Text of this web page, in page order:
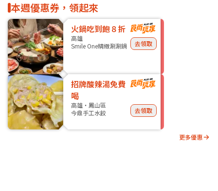
本週優惠券，領起來
火鍋吃到飽８折
高雄
Smile One精緻涮涮鍋
去領取
招牌酸辣湯免費
喝
高雄・鳳山區
今鼎手工水餃
去領取
更多優惠